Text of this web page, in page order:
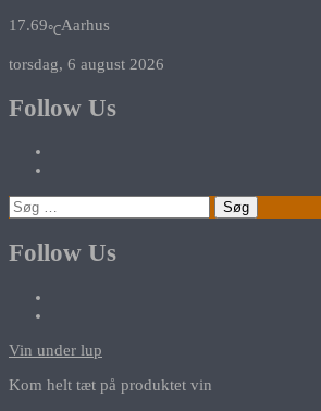
17.69℃Aarhus
torsdag, 6 august 2026
Follow Us
Søg
efter:
Follow Us
Vin under lup
Kom helt tæt på produktet vin